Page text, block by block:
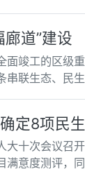
道”建设
面竣工的区
联生态、民生
定8项民
大十次会议召
满意度测评，